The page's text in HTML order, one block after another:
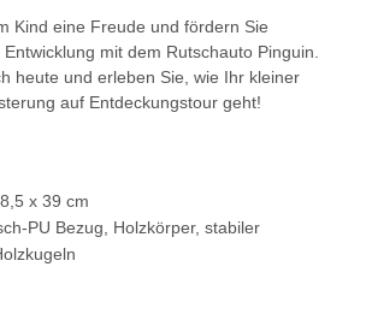
Kind eine Freude und fördern Sie
mit dem Rutschauto Pinguin.
heute und erleben Sie, wie Ihr kleiner
auf Entdeckungstour geht!
x 39 cm
PU Bezug, Holzkörper, stabiler